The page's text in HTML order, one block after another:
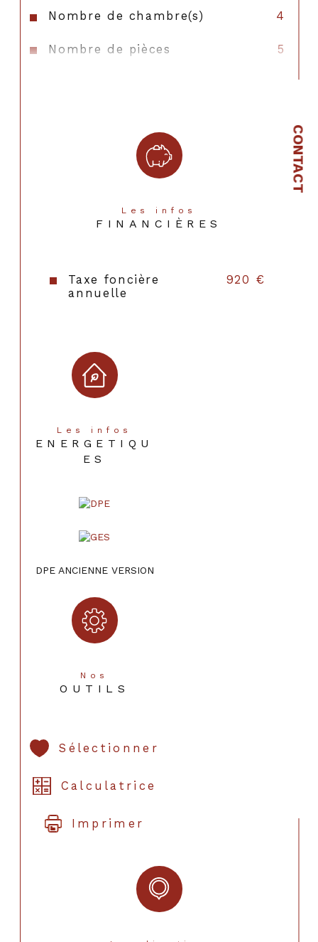
CONTACT
Nombre de chambre(s) 4
Nombre de pièces 5
Mode de chauffage
Type de chauffage
Année de construction 1968
Les infos
FINANCIÈRES
Taxe foncière
annuelle
920 €
Les infos
ENERGETIQU
ES
DPE ANCIENNE VERSION
Nos
OUTILS
Sélectionner
Calculatrice
Imprimer